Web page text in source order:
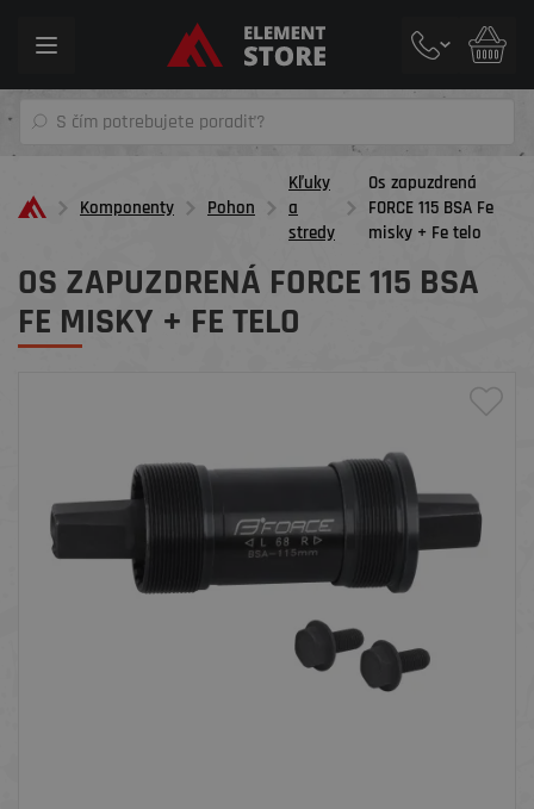
Toggle
Komponenty Pohon
Kľuky
a
stredy
Os zapuzdrená
FORCE 115 BSA Fe
misky + Fe telo
OS ZAPUZDRENÁ FORCE 115 BSA
FE MISKY + FE TELO